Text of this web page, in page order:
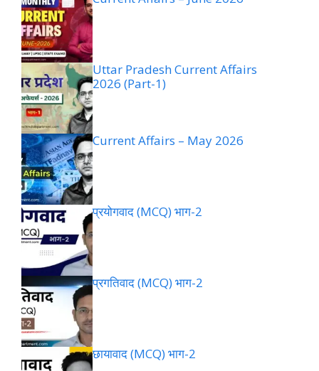
Uttar Pradesh Current Affairs
2026 (Part-1)
Current Affairs – May 2026
प्रयोगवाद (MCQ) भाग-2
प्रगतिवाद (MCQ) भाग-2
छायावाद (MCQ) भाग-2